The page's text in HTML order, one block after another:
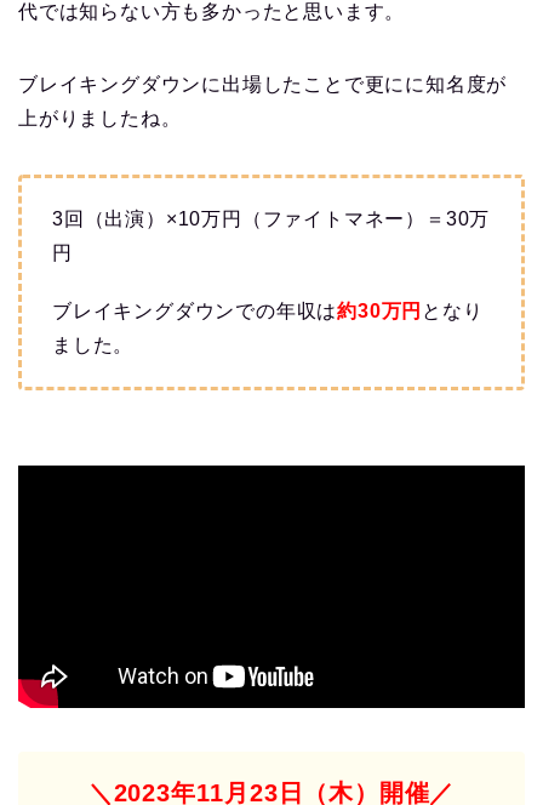
代では知らない方も多かったと思います。
ブレイキングダウンに出場したことで更にに知名度が
上がりましたね。
3回（出演）×10万円（ファイトマネー）＝30万
円
ブレイキングダウンでの年収は約30万円 となり
ました。
＼2023年11月23日（木）開催／